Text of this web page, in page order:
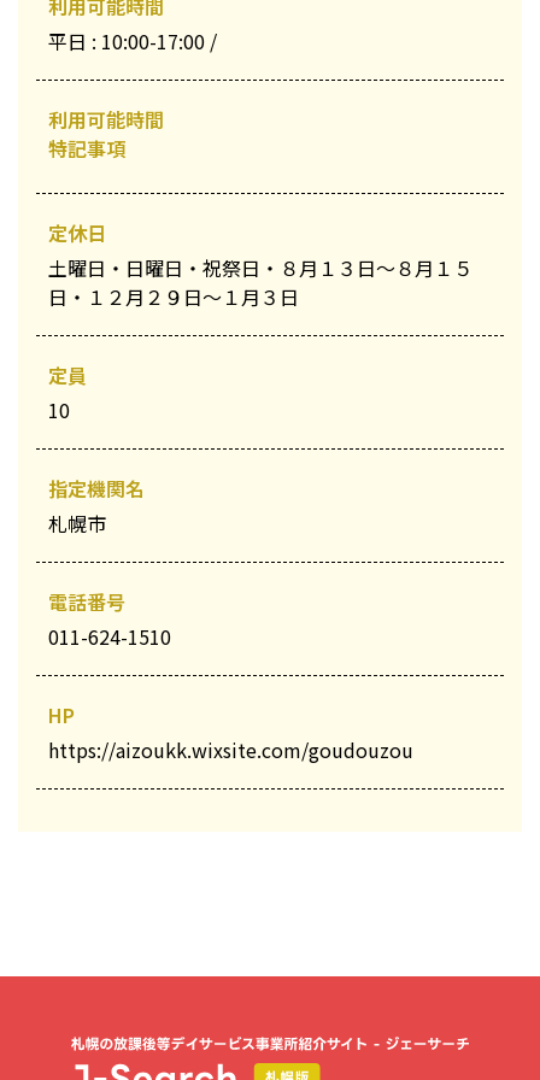
利用可能時間
平日 : 10:00-17:00 /
利用可能時間
特記事項
定休日
土曜日・日曜日・祝祭日・８月１３日〜８月１５
日・１２月２９日〜１月３日
定員
10
指定機関名
札幌市
電話番号
011-624-1510
HP
https://aizoukk.wixsite.com/goudouzou